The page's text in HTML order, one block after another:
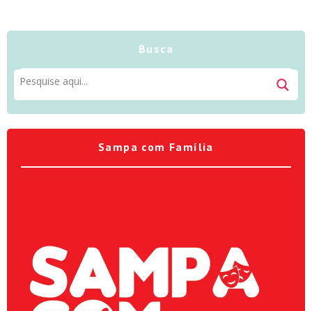
Busca
Sampa com Família